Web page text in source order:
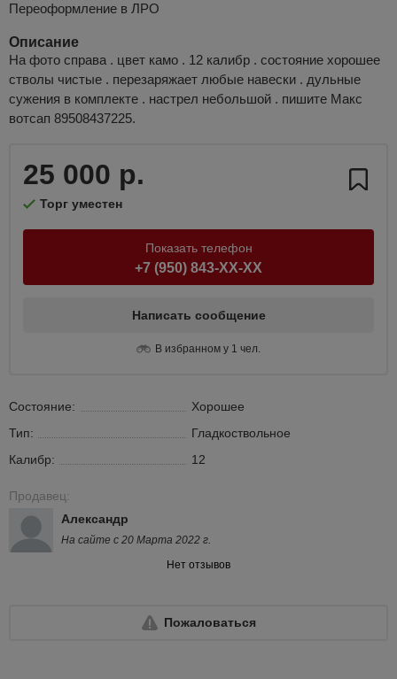
Переоформление в ЛРО
Описание
На фото справа . цвет камо . 12 калибр . состояние хорошее
стволы чистые . перезаряжает любые навески . дульные
сужения в комплекте . настрел небольшой . пишите Макс
вотсап 89508437225.
25 000 р.
Торг уместен
Показать телефон
+7 (950) 843-XX-XX
Написать сообщение
В избранном у 1 чел.
Состояние:
Хорошее
Тип:
Гладкоствольное
Калибр:
12
Продавец:
Александр
На сайте с 20 Марта 2022 г.
Нет отзывов
Пожаловаться